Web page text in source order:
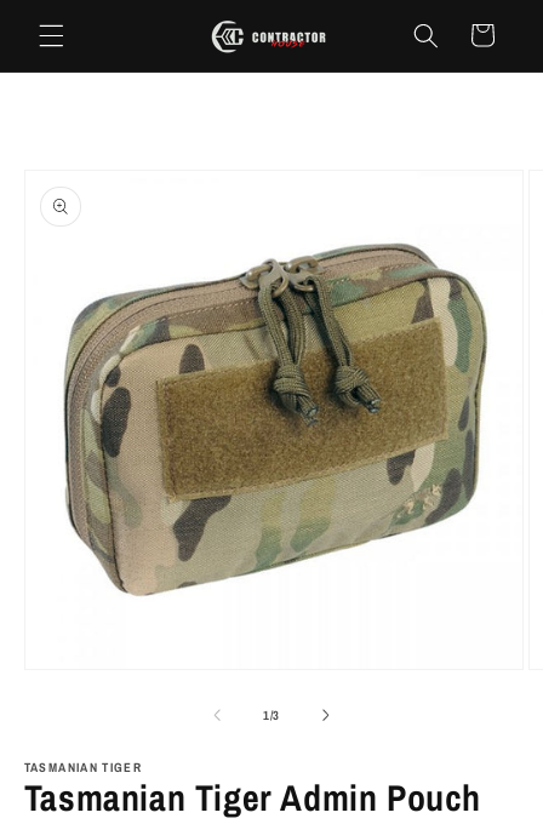
para o
conteúdo
Carrinho
informação
do produto
modal
1/de
3
TASMANIAN TIGER
Tasmanian Tiger Admin Pouch